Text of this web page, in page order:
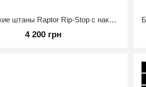
Тактические штаны Raptor Rip-Stop с наколенниками EVA Пиксель 46/3
4 200 грн